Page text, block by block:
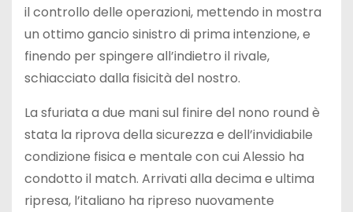
il controllo delle operazioni, mettendo in mostra
un ottimo gancio sinistro di prima intenzione, e
finendo per spingere all’indietro il rivale,
schiacciato dalla fisicità del nostro.
La sfuriata a due mani sul finire del nono round è
stata la riprova della sicurezza e dell’invidiabile
condizione fisica e mentale con cui Alessio ha
condotto il match. Arrivati alla decima e ultima
ripresa, l’italiano ha ripreso nuovamente